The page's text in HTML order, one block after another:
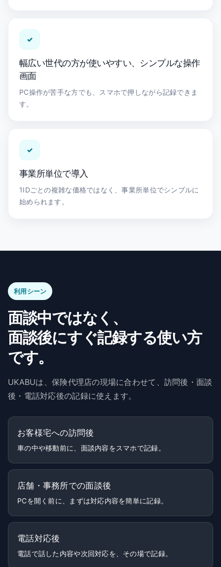
✓
幅広い世代の方が使いやすい、シンプルな操作
画面
PC操作が苦手な方でも、スマホで押しながら記録できま
す。
✓
事業所単位で導入
1IDごとの複雑な価格ではなく、事業所単位でシンプルに
始められます。
利用シーン
面談中ではなく、
面談後にすぐ記録する使い方
です。
UKABUは、保険代理店の現場に合わせて、訪問後・面談
後・電話対応後の記録に使えます。
お客様宅への訪問後
車の中や移動前に、面談内容をスマホで記録。
店舗・事務所での面談後
PCを開く前に、まずは対応内容を簡単に記録。
電話対応後
電話で話した内容や次回対応を、その場で記録。